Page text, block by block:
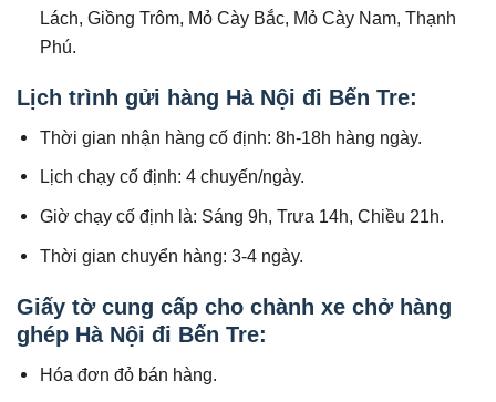
Lách, Giồng Trôm, Mỏ Cày Bắc, Mỏ Cày Nam, Thạnh
Phú.
Lịch trình gửi hàng Hà Nội đi Bến Tre:
Thời gian nhận hàng cố định: 8h-18h hàng ngày.
Lịch chạy cố định: 4 chuyến/ngày.
Giờ chạy cố định là: Sáng 9h, Trưa 14h, Chiều 21h.
Thời gian chuyển hàng: 3-4 ngày.
Giấy tờ cung cấp cho chành xe chở hàng
ghép Hà Nội đi Bến Tre:
Hóa đơn đỏ bán hàng.